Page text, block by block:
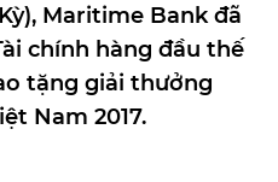
Maritime Bank đã
chính hàng đầu thế
tặng giải thưởng
Nam 2017.